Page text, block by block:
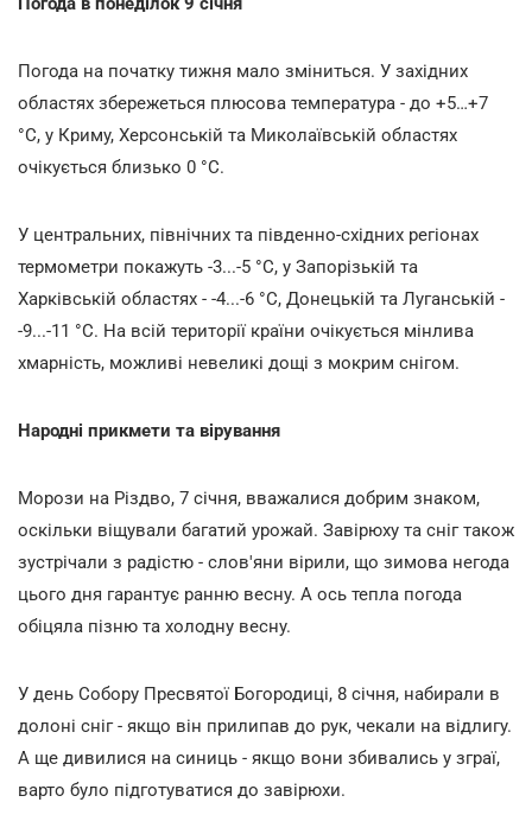
Погода на початку тижня мало зміниться. У західних
областях збережеться плюсова температура - до +5…+7
°С, у Криму, Херсонській та Миколаївській областях
очікується близько 0 °С.
У центральних, північних та південно-східних регіонах
термометри покажуть -3...-5 °С, у Запорізькій та
Харківській областях - -4...-6 °С, Донецькій та Луганській -
-9...-11 °С. На всій території країни очікується мінлива
хмарність, можливі невеликі дощі з мокрим снігом.
Народні прикмети та вірування
Морози на Різдво, 7 січня, вважалися добрим знаком,
оскільки віщували багатий урожай. Завірюху та сніг також
зустрічали з радістю - слов'яни вірили, що зимова негода
цього дня гарантує ранню весну. А ось тепла погода
обіцяла пізню та холодну весну.
У день Собору Пресвятої Богородиці, 8 січня, набирали в
долоні сніг - якщо він прилипав до рук, чекали на відлигу.
А ще дивилися на синиць - якщо вони збивались у зграї,
варто було підготуватися до завірюхи.